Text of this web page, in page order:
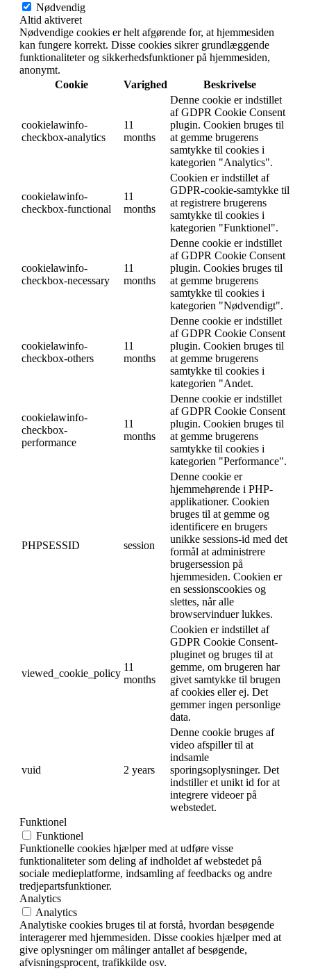
Nødvendig
Altid aktiveret
Nødvendige cookies er helt afgørende for, at hjemmesiden
kan fungere korrekt. Disse cookies sikrer grundlæggende
funktionaliteter og sikkerhedsfunktioner på hjemmesiden,
anonymt.
Cookie
Varighed Beskrivelse
cookielawinfo-
checkbox-analytics
11
months
Denne cookie er indstillet
af GDPR Cookie Consent
plugin. Cookien bruges til
at gemme brugerens
samtykke til cookies i
kategorien "Analytics".
cookielawinfo-
checkbox-functional
11
months
Cookien er indstillet af
GDPR-cookie-samtykke til
at registrere brugerens
samtykke til cookies i
kategorien "Funktionel".
cookielawinfo-
checkbox-necessary
11
months
Denne cookie er indstillet
af GDPR Cookie Consent
plugin. Cookies bruges til
at gemme brugerens
samtykke til cookies i
kategorien "Nødvendigt".
cookielawinfo-
checkbox-others
11
months
Denne cookie er indstillet
af GDPR Cookie Consent
plugin. Cookien bruges til
at gemme brugerens
samtykke til cookies i
kategorien "Andet.
cookielawinfo-
checkbox-
performance
11
months
Denne cookie er indstillet
af GDPR Cookie Consent
plugin. Cookien bruges til
at gemme brugerens
samtykke til cookies i
kategorien "Performance".
PHPSESSID session
Denne cookie er
hjemmehørende i PHP-
applikationer. Cookien
bruges til at gemme og
identificere en brugers
unikke sessions-id med det
formål at administrere
brugersession på
hjemmesiden. Cookien er
en sessionscookies og
slettes, når alle
browservinduer lukkes.
viewed_cookie_policy
11
months
Cookien er indstillet af
GDPR Cookie Consent-
pluginet og bruges til at
gemme, om brugeren har
givet samtykke til brugen
af cookies eller ej. Det
gemmer ingen personlige
data.
vuid 2 years
Denne cookie bruges af
video afspiller til at
indsamle
sporingsoplysninger. Det
indstiller et unikt id for at
integrere videoer på
webstedet.
Funktionel
Funktionel
Funktionelle cookies hjælper med at udføre visse
funktionaliteter som deling af indholdet af webstedet på
sociale medieplatforme, indsamling af feedbacks og andre
tredjepartsfunktioner.
Analytics
Analytics
Analytiske cookies bruges til at forstå, hvordan besøgende
interagerer med hjemmesiden. Disse cookies hjælper med at
give oplysninger om målinger antallet af besøgende,
afvisningsprocent, trafikkilde osv.